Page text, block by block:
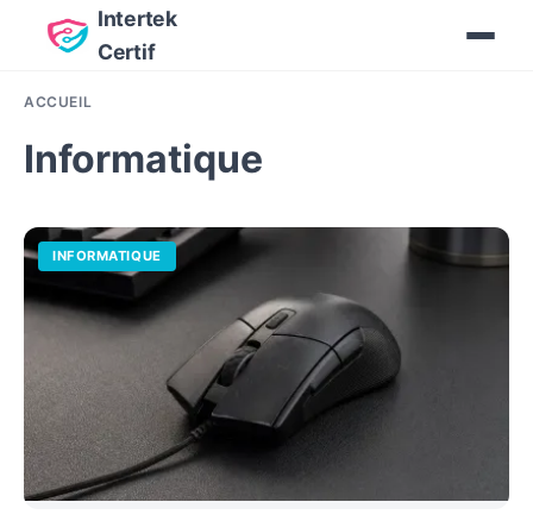
Intertek
Certif
ACCUEIL
Informatique
INFORMATIQUE